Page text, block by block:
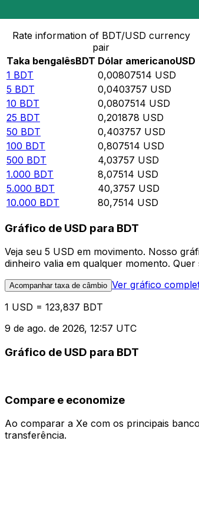
Rate information of BDT/USD currency
pair
Taka bengalêsBDT Dólar americanoUSD
1 BDT 0,00807514 USD
5 BDT 0,0403757 USD
10 BDT 0,0807514 USD
25 BDT 0,201878 USD
50 BDT 0,403757 USD
100 BDT 0,807514 USD
500 BDT 4,03757 USD
1.000 BDT 8,07514 USD
5.000 BDT 40,3757 USD
10.000 BDT 80,7514 USD
Gráfico de USD para BDT
Veja seu 5 USD em movimento. Nosso
dinheiro valia em qualquer momento.
Acompanhar taxa de câmbio Ver gráfico
1 USD = 123,837 BDT
9 de ago. de 2026, 12:57 UTC
Gráfico de USD para BDT
Compare e economize
Ao comparar a Xe com os principais
transferência.